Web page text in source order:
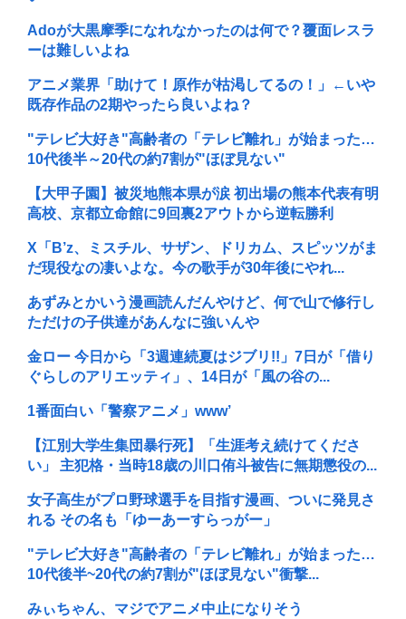
Adoが大黒摩季になれなかったのは何で？覆面レスラ
ーは難しいよね
アニメ業界「助けて！原作が枯渇してるの！」←いや
既存作品の2期やったら良いよね？
"テレビ大好き"高齢者の「テレビ離れ」が始まった…
10代後半～20代の約7割が"ほぼ見ない"
【大甲子園】被災地熊本県が涙 初出場の熊本代表有明
高校、京都立命館に9回裏2アウトから逆転勝利
X「B’z、ミスチル、サザン、ドリカム、スピッツがま
だ現役なの凄いよな。今の歌手が30年後にやれ...
あずみとかいう漫画読んだんやけど、何で山で修行し
ただけの子供達があんなに強いんや
金ロー 今日から「3週連続夏はジブリ!!」7日が「借り
ぐらしのアリエッティ」、14日が「風の谷の...
1番面白い「警察アニメ」www’
【江別大学生集団暴行死】「生涯考え続けてくださ
い」 主犯格・当時18歳の川口侑斗被告に無期懲役の...
女子高生がプロ野球選手を目指す漫画、ついに発見さ
れる その名も「ゆーあーすらっがー」
"テレビ大好き"高齢者の「テレビ離れ」が始まった…
10代後半~20代の約7割が"ほぼ見ない"衝撃...
みぃちゃん、マジでアニメ中止になりそう